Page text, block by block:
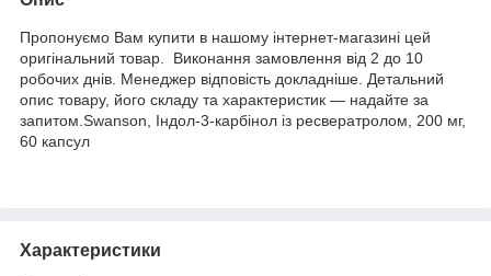
Пропонуємо Вам купити в нашому інтернет-магазині цей
оригінальний товар. Виконання замовлення від 2 до 10
робочих днів. Менеджер відповість докладніше. Детальний
опис товару, його складу та характеристик — надайте за
запитом.Swanson, Індол-3-карбінол із ресвератролом, 200 мг,
60 капсул
Характеристики